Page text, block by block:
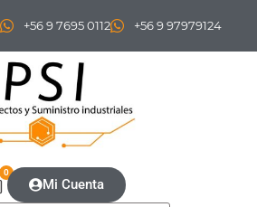
+56 9 7695 0112 +56 9 97979124
0
Mi Cuenta